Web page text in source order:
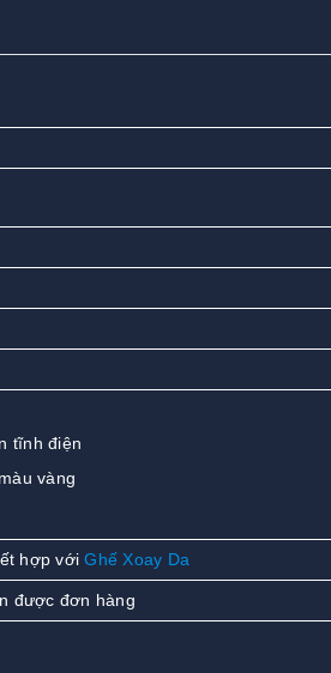
tĩnh điện
vàng
hợp vớiGhế Xoay Da
được đơn hàng